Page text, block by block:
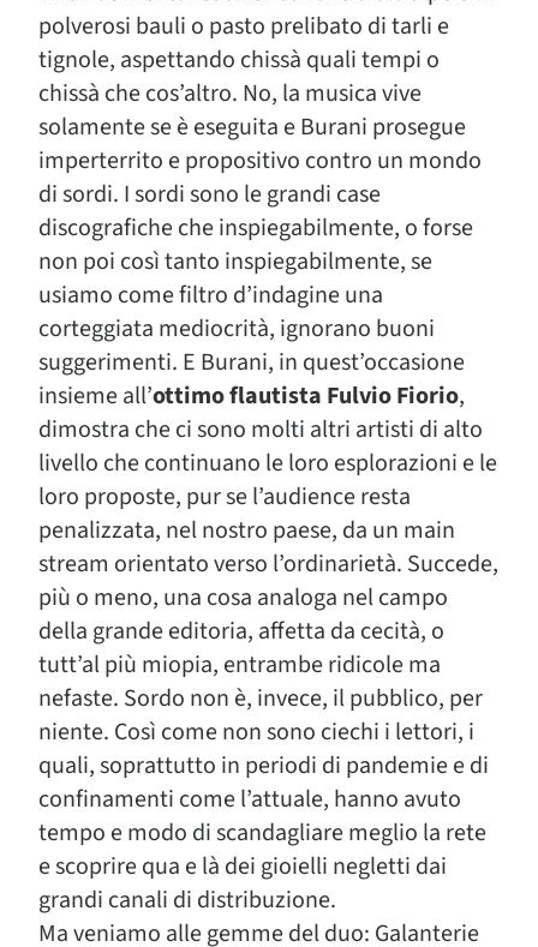
polverosi bauli o pasto prelibato di tarli e
tignole, aspettando chissà quali tempi o
chissà che cos’altro. No, la musica vive
solamente se è eseguita e Burani prosegue
imperterrito e propositivo contro un mondo
di sordi. I sordi sono le grandi case
discografiche che inspiegabilmente, o forse
non poi così tanto inspiegabilmente, se
usiamo come filtro d’indagine una
corteggiata mediocrità, ignorano buoni
suggerimenti. E Burani, in quest’occasione
insieme all’ottimo flautista Fulvio Fiorio,
dimostra che ci sono molti altri artisti di alto
livello che continuano le loro esplorazioni e le
loro proposte, pur se l’audience resta
penalizzata, nel nostro paese, da un main
stream orientato verso l’ordinarietà. Succede,
più o meno, una cosa analoga nel campo
della grande editoria, affetta da cecità, o
tutt’al più miopia, entrambe ridicole ma
nefaste. Sordo non è, invece, il pubblico, per
niente. Così come non sono ciechi i lettori, i
quali, soprattutto in periodi di pandemie e di
confinamenti come l’attuale, hanno avuto
tempo e modo di scandagliare meglio la rete
e scoprire qua e là dei gioielli negletti dai
grandi canali di distribuzione.
Ma veniamo alle gemme del duo: Galanterie